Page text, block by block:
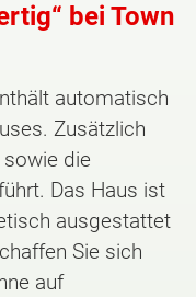
bei Town
automatisch
Zusätzlich
die
Das Haus ist
ausgestattet
Sie sich
auf